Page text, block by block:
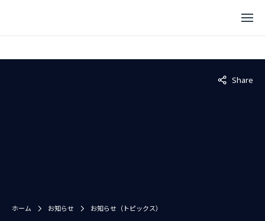
ホーム お知らせ お知らせ（トピックス）
Share
Not